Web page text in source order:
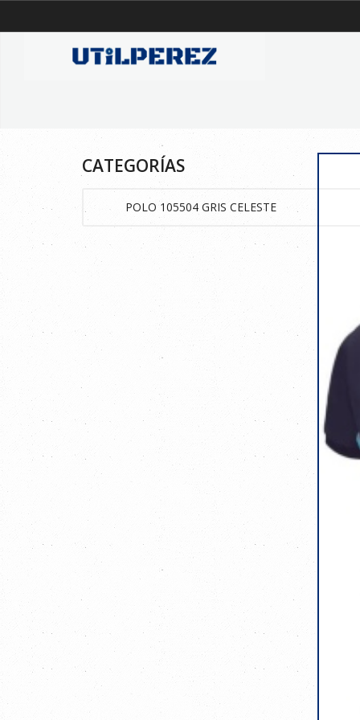
CATEGORÍAS